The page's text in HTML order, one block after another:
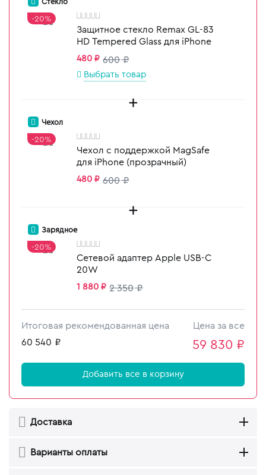
Задать параметры
-20%
Защитное стекло Remax GL-83
HD Tempered Glass для iPhone
480 ₽ 600 ₽
Выбрать товар
+
Чехол
-20%
Чехол с поддержкой MagSafe
для iPhone (прозрачный)
480 ₽ 600 ₽
+
Зарядное
-20%
Сетевой адаптер Apple USB‑C
20W
1 880 ₽ 2 350 ₽
Итоговая рекомендованная цена
60 540 ₽
Цена за все
59 830 ₽
Добавить все в корзину
Доставка
Варианты оплаты